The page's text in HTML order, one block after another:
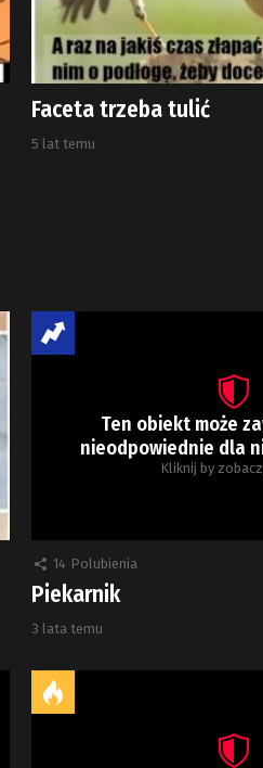
Faceta trzeba tulić
5 lat temu
Ten obiekt może
nieodpowiednie dla
Kliknij by
14 Polubienia
Piekarnik
3 lata temu